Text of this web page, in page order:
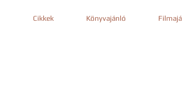
Cikkek Könyvajánló